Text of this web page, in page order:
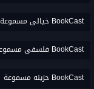
BookCast خيالى مسموعة
BookCast فلسفى مسموعة
BookCast حزينه مسموعة